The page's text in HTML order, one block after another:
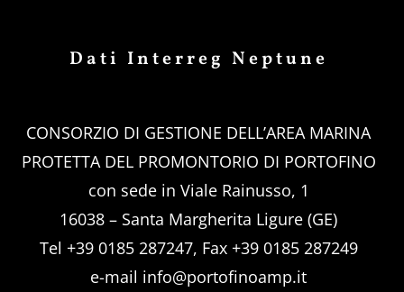
Dati Interreg Neptune
CONSORZIO DI GESTIONE DELL’AREA MARINA
PROTETTA DEL PROMONTORIO DI PORTOFINO
con sede in Viale Rainusso, 1
16038 – Santa Margherita Ligure (GE)
Tel +39 0185 287247, Fax +39 0185 287249
e-mail info@portofinoamp.it